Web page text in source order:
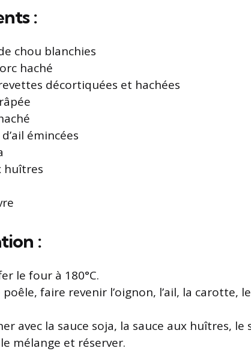
:
chou blanchies
haché
décortiquées et hachées
émincées
huîtres
:
le four à 180°C.
poêle, faire revenir l’oignon, l’ail, la carotte,
avec la sauce soja, la sauce aux huîtres, le
mélange et réserver.